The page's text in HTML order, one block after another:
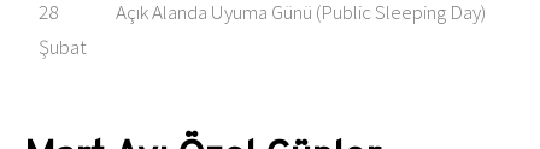
28
Şubat
Açık Alanda Uyuma Günü (Public Sleeping Day)